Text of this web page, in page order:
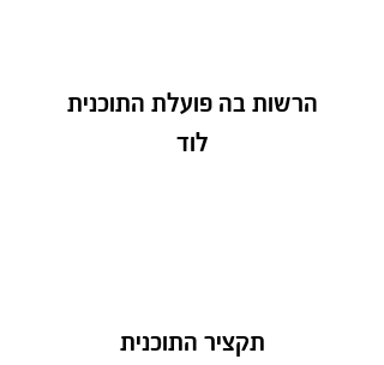
הרשות בה פועלת התוכנית
לוד
תקציר התוכנית